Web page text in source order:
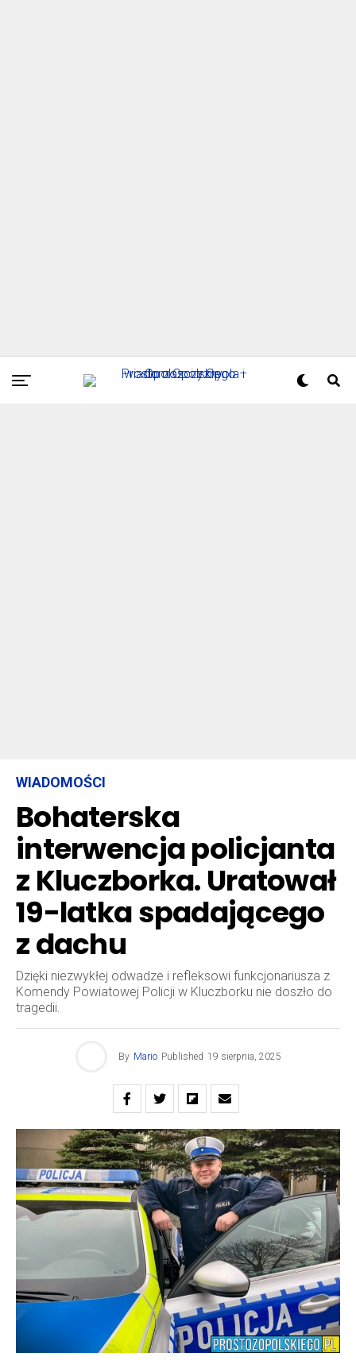
WIADOMOŚCI
Bohaterska
interwencja policjanta
z Kluczborka. Uratował
19-latka spadającego
z dachu
Dzięki niezwykłej odwadze i refleksowi funkcjonariusza z
Komendy Powiatowej Policji w Kluczborku nie doszło do
tragedii.
By Mario Published 19 sierpnia, 2025